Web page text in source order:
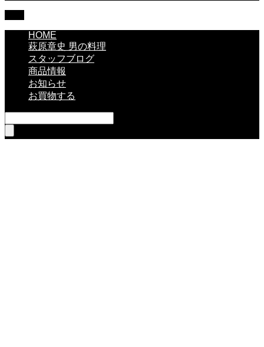
HOME
萩原章史 男の料理
スタッフブログ
商品情報
お知らせ
お買物する